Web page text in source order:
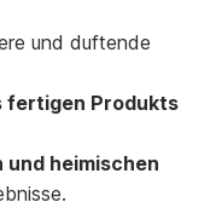
und duftende
fertigen Produkts
heimischen